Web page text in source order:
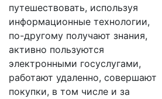
путешествовать, используя
информационные технологии,
по-другому получают знания,
активно пользуются
электронными госуслугами,
работают удаленно, совершают
покупки, в том числе и за